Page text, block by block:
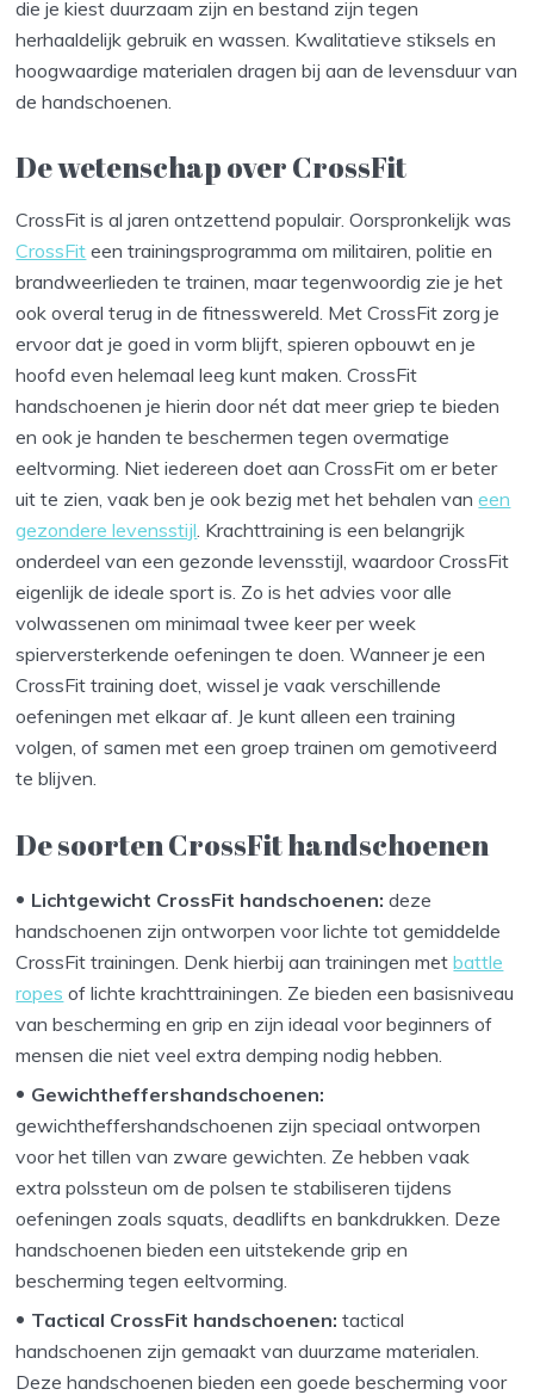
die je kiest duurzaam zijn en bestand zijn tegen
herhaaldelijk gebruik en wassen. Kwalitatieve stiksels en
hoogwaardige materialen dragen bij aan de levensduur van
de handschoenen.
De wetenschap over CrossFit
CrossFit is al jaren ontzettend populair. Oorspronkelijk was
CrossFit een trainingsprogramma om militairen, politie en
brandweerlieden te trainen, maar tegenwoordig zie je het
ook overal terug in de fitnesswereld. Met CrossFit zorg je
ervoor dat je goed in vorm blijft, spieren opbouwt en je
hoofd even helemaal leeg kunt maken. CrossFit
handschoenen je hierin door nét dat meer griep te bieden
en ook je handen te beschermen tegen overmatige
eeltvorming. Niet iedereen doet aan CrossFit om er beter
uit te zien, vaak ben je ook bezig met het behalen vaneen
gezondere levensstijl. Krachttraining is een belangrijk
onderdeel van een gezonde levensstijl, waardoor CrossFit
eigenlijk de ideale sport is. Zo is het advies voor alle
volwassenen om minimaal twee keer per week
spierversterkende oefeningen te doen. Wanneer je een
CrossFit training doet, wissel je vaak verschillende
oefeningen met elkaar af. Je kunt alleen een training
volgen, of samen met een groep trainen om gemotiveerd
te blijven.
De soorten CrossFit handschoenen
Lichtgewicht CrossFit handschoenen:deze
handschoenen zijn ontworpen voor lichte tot gemiddelde
CrossFit trainingen. Denk hierbij aan trainingen metbattle
ropes of lichte krachttrainingen. Ze bieden een basisniveau
van bescherming en grip en zijn ideaal voor beginners of
mensen die niet veel extra demping nodig hebben.
Gewichtheffershandschoenen:
gewichtheffershandschoenen zijn speciaal ontworpen
voor het tillen van zware gewichten. Ze hebben vaak
extra polssteun om de polsen te stabiliseren tijdens
oefeningen zoals squats, deadlifts en bankdrukken. Deze
handschoenen bieden een uitstekende grip en
bescherming tegen eeltvorming.
Tactical CrossFit handschoenen:tactical
handschoenen zijn gemaakt van duurzame materialen.
Deze handschoenen bieden een goede bescherming voor